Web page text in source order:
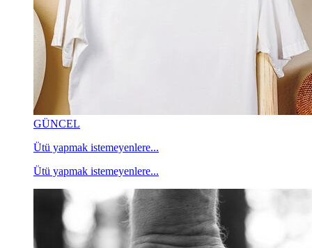
GÜNCEL
Ütü yapmak istemeyenlere...
Ütü yapmak istemeyenlere...